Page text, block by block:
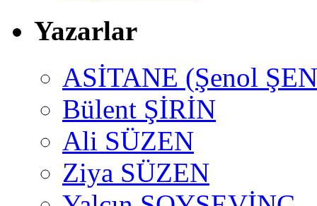
Yazarlar
ASİTANE (Şenol
Bülent ŞİRİN
Ali SÜZEN
Ziya SÜZEN